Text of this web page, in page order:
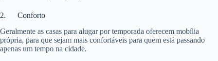
2. Conforto
Geralmente as casas para alugar por temporada oferecem mobília
própria, para que sejam mais confortáveis para quem está passando
apenas um tempo na cidade.